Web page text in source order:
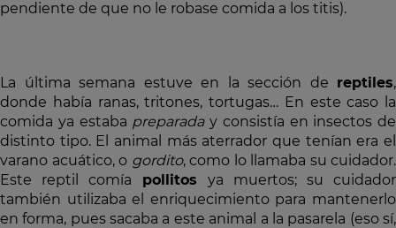
pendiente de que no le robase comida a los titis).
La última semana estuve en la sección de reptiles,
donde había ranas, tritones, tortugas… En este caso la
comida ya estaba preparaday consistía en insectos de
distinto tipo. El animal más aterrador que tenían era el
varano acuático, o gordito, como lo llamaba su cuidador.
Este reptil comía pollitos ya muertos; su cuidador
también utilizaba el enriquecimiento para mantenerlo
en forma, pues sacaba a este animal a la pasarela (eso sí,